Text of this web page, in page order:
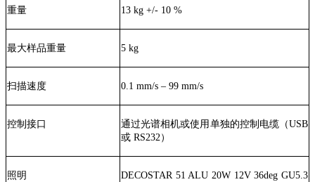
重量 13 kg +/- 10 %
最大样品重量 5 kg
扫描速度 0.1 mm/s – 99 mm/s
控制接口
通过光谱相机或使用单独的控制电缆（USB
或 RS232）
照明
DECOSTAR 51 ALU 20W 12V 36deg GU5.3